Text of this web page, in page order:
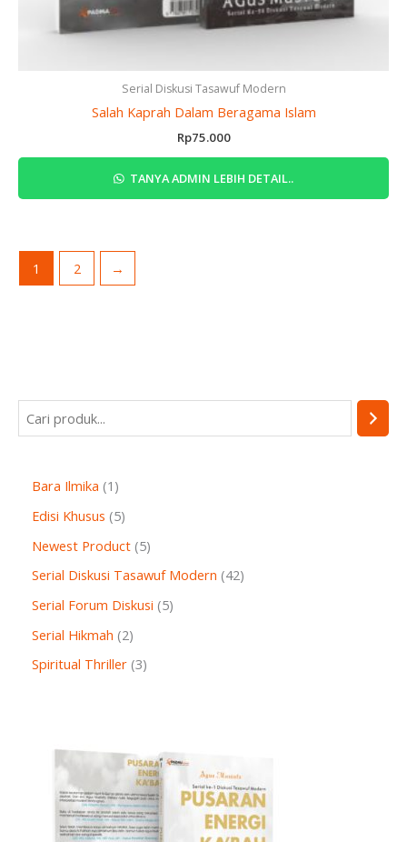
Bara Ilmika 1
Edisi Khusus 5
Newest Product 5
Serial Diskusi Tasawuf Modern 42
Serial Forum Diskusi 5
Serial Hikmah 2
Spiritual Thriller 3
Serial Diskusi Tasawuf Modern
Salah Kaprah Dalam Beragama Islam
Rp75.000
TANYA ADMIN LEBIH DETAIL..
1 2 →